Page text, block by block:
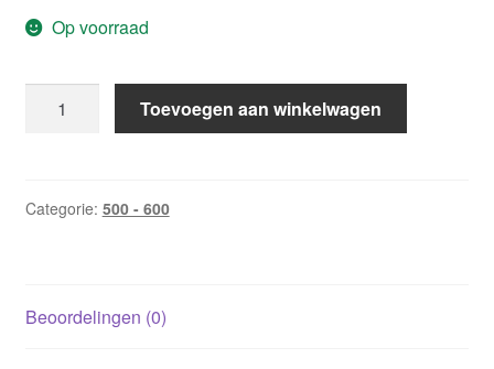
Op voorraad
van
Barbara
Toevoegen aan winkelwagen
Categorie: 500 - 600
Beoordelingen (0)